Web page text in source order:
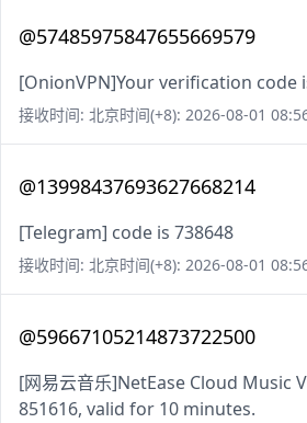
@57485975847655669579
[OnionVPN]Your verification code
接收时间: 北京时间(+8): 2026-08-01
@13998437693627668214
[Telegram] code is 738648
接收时间: 北京时间(+8): 2026-08-01
@59667105214873722500
[网易云音乐]NetEase Cloud Music
851616, valid for 10 minutes.